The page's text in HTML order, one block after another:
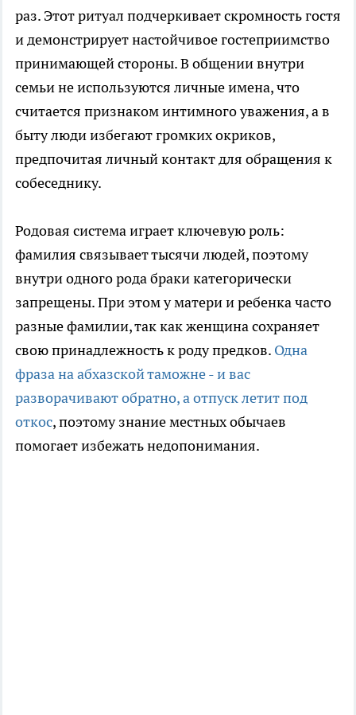
раз. Этот ритуал подчеркивает скромность гостя
и демонстрирует настойчивое гостеприимство
принимающей стороны. В общении внутри
семьи не используются личные имена, что
считается признаком интимного уважения, а в
быту люди избегают громких окриков,
предпочитая личный контакт для обращения к
собеседнику.
Родовая система играет ключевую роль:
фамилия связывает тысячи людей, поэтому
внутри одного рода браки категорически
запрещены. При этом у матери и ребенка часто
разные фамилии, так как женщина сохраняет
свою принадлежность к роду предков. Одна
фраза на абхазской таможне - и вас
разворачивают обратно, а отпуск летит под
откос, поэтому знание местных обычаев
помогает избежать недопонимания.